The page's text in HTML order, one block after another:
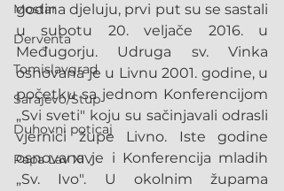
Mostar
Derventa
Tomislavgrad
Sarajevo/Stup
Duhovni poticaj
Papa Lav XIV.
godina djeluju, prvi put su se sastali
u subotu 20. veljače 2016. u
Međugorju. Udruga sv. Vinka
osnovana je u Livnu 2001. godine, u
početku sa jednom Konferencijom
„Svi sveti" koju su sačinjavali odrasli
vjernici župe Livno. Iste godine
osnovana je i Konferencija mladih
„Sv. Ivo". U okolnim župama